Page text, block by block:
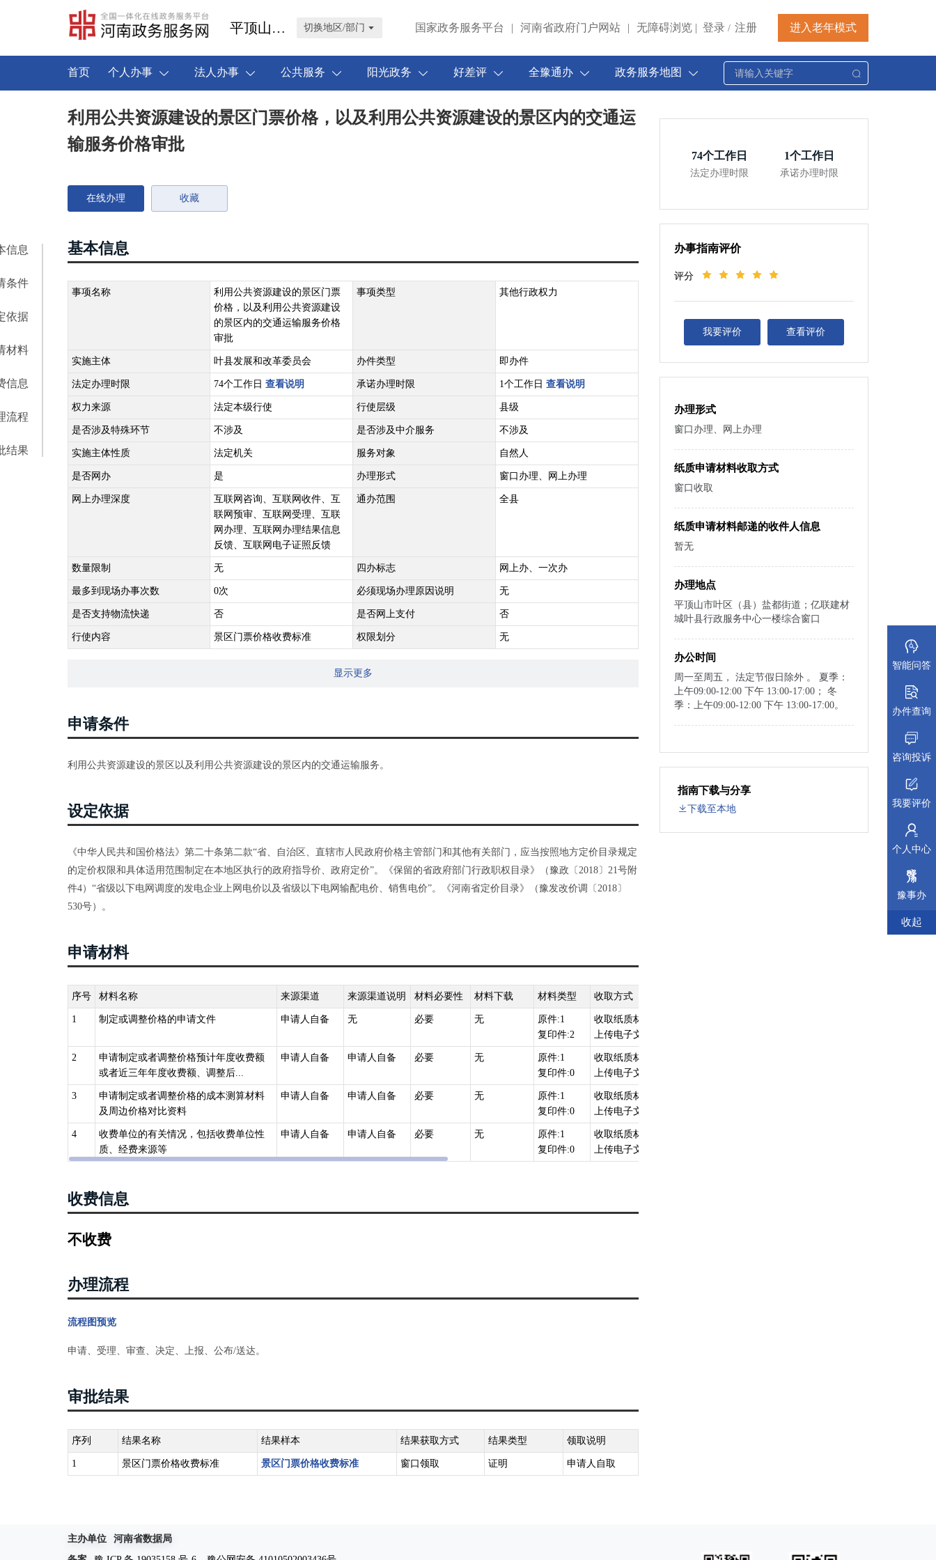
平顶山市叶县 切换地区/部门 国家政务服务平台 | 河南省政府门户网站 | 无障碍浏览 | 登录 / 注册 进入老年模式
首页 个人办事 法人办事 公共服务 阳光政务 好差评 全豫通办 政务服务地图
信息
条件
依据
材料
信息
流程
结果
利用公共资源建设的景区门票价格，以及利用公共资源建设的景区内的交通运
输服务价格审批
在线办理 收藏
基本信息
事项名称
利用公共资源建设的景区门票
价格，以及利用公共资源建设
的景区内的交通运输服务价格
审批
事项类型 其他行政权力
实施主体 叶县发展和改革委员会 办件类型 即办件
法定办理时限 74个工作日 查看说明 承诺办理时限 1个工作日 查看说明
权力来源 法定本级行使 行使层级 县级
是否涉及特殊环节 不涉及 是否涉及中介服务 不涉及
实施主体性质 法定机关 服务对象 自然人
是否网办 是 办理形式 窗口办理、网上办理
网上办理深度
互联网咨询、互联网收件、互
联网预审、互联网受理、互联
网办理、互联网办理结果信息
反馈、互联网电子证照反馈
通办范围 全县
数量限制 无 四办标志 网上办、一次办
最多到现场办事次数 0次 必须现场办理原因说明 无
是否支持物流快递 否 是否网上支付 否
行使内容 景区门票价格收费标准 权限划分 无
显示更多
申请条件
利用公共资源建设的景区以及利用公共资源建设的景区内的交通运输服务。
设定依据
《中华人民共和国价格法》第二十条第二款“省、自治区、直辖市人民政府价格主管部门和其他有关部门，应当按照地方定价目录规定
的定价权限和具体适用范围制定在本地区执行的政府指导价、政府定价”。《保留的省政府部门行政职权目录》（豫政〔2018〕21号附
件4）“省级以下电网调度的发电企业上网电价以及省级以下电网输配电价、销售电价”。《河南省定价目录》（豫发改价调〔2018〕
530号）。
申请材料
序号 材料名称 来源渠道 来源渠道说明 材料必要性 材料下载 材料类型 收取方式
1 制定或调整价格的申请文件 申请人自备 无 必要 无
原件:1
复印件:2
收取纸质材料、
上传电子文件
2
申请制定或者调整价格预计年度收费额
或者近三年年度收费额、调整后...
申请人自备 申请人自备 必要 无
原件:1
复印件:0
收取纸质材料、
上传电子文件
3
申请制定或者调整价格的成本测算材料
及周边价格对比资料
申请人自备 申请人自备 必要 无
原件:1
复印件:0
收取纸质材料、
上传电子文件
4
收费单位的有关情况，包括收费单位性
质、经费来源等
申请人自备 申请人自备 必要 无
原件:1
复印件:0
收取纸质材料、
上传电子文件
收费信息
不收费
办理流程
流程图预览
申请、受理、审查、决定、上报、公布/送达。
审批结果
序列 结果名称 结果样本 结果获取方式 结果类型 领取说明
1 景区门票价格收费标准 景区门票价格收费标准 窗口领取 证明 申请人自取
74个工作日
法定办理时限
1个工作日
承诺办理时限
办事指南评价
评分
我要评价 查看评价
办理形式
窗口办理、网上办理
纸质申请材料收取方式
窗口收取
纸质申请材料邮递的收件人信息
暂无
办理地点
平顶山市叶区（县）盐都街道；亿联建材
城叶县行政服务中心一楼综合窗口
办公时间
周一至周五， 法定节假日除外 。 夏季：
上午09:00-12:00 下午 13:00-17:00； 冬
季：上午09:00-12:00 下午 13:00-17:00。
指南下载与分享
下载至本地
主办单位
河南省数据局
智能问答
办件查询
咨询投诉
我要评价
个人中心
豫事办
收起